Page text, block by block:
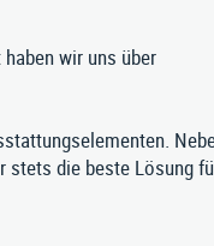
wir uns über
stets die beste Lösung